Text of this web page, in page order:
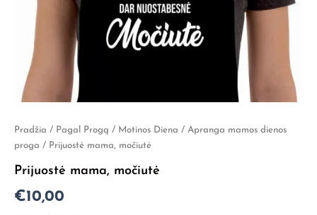
Pradžia / Pagal Progą / Motinos Diena / Apranga mamos dienos
proga / Prijuostė mama, močiutė
Prijuostė mama, močiutė
€10,00
produkto
kiekis:
mama,